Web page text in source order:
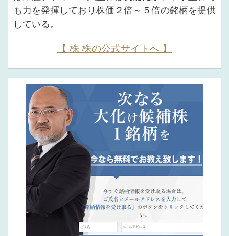
も力を発揮しており株価２倍～５倍の銘柄を提供
している。
【 株 株の公式サイトへ 】